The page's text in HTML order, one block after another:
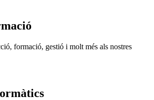
formació, gestió i molt més als nostres